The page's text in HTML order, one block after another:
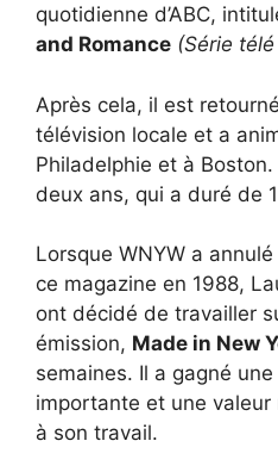
quotidienne d’ABC,
and Romance (Série
Après cela, il est
télévision locale et a
Philadelphie et à
deux ans, qui a duré de
Lorsque WNYW a
ce magazine en 1988,
ont décidé de travailler
émission, Made in New
semaines. Il a gagné une
importante et une
à son travail.